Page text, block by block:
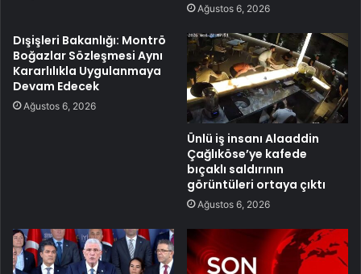
Ağustos 6, 2026
Dışişleri Bakanlığı: Montrö
Boğazlar Sözleşmesi Aynı
Kararlılıkla Uygulanmaya
Devam Edecek
Ağustos 6, 2026
Ünlü iş insanı Alaaddin
Çağlıköse’ye kafede
bıçaklı saldırının
görüntüleri ortaya çıktı
Ağustos 6, 2026